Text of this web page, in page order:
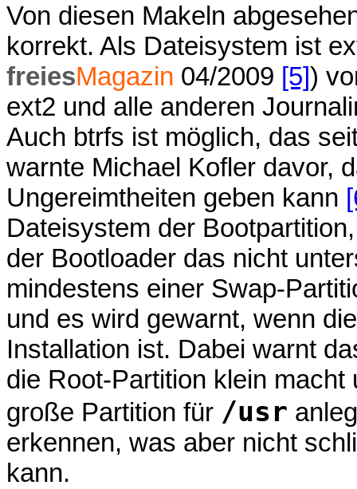
Von diesen Makeln
korrekt. Als Dateisystem ist
freiesMagazin 04/2009 [5])
ext2 und alle anderen
Auch btrfs ist möglich, das
warnte Michael Kofler davor,
Ungereimtheiten geben kann
Dateisystem der
der Bootloader das nicht
mindestens einer Swap-
und es wird gewarnt, wenn
Installation ist. Dabei warnt
die Root-Partition klein
große Partition für /usr
erkennen, was aber nicht
kann.